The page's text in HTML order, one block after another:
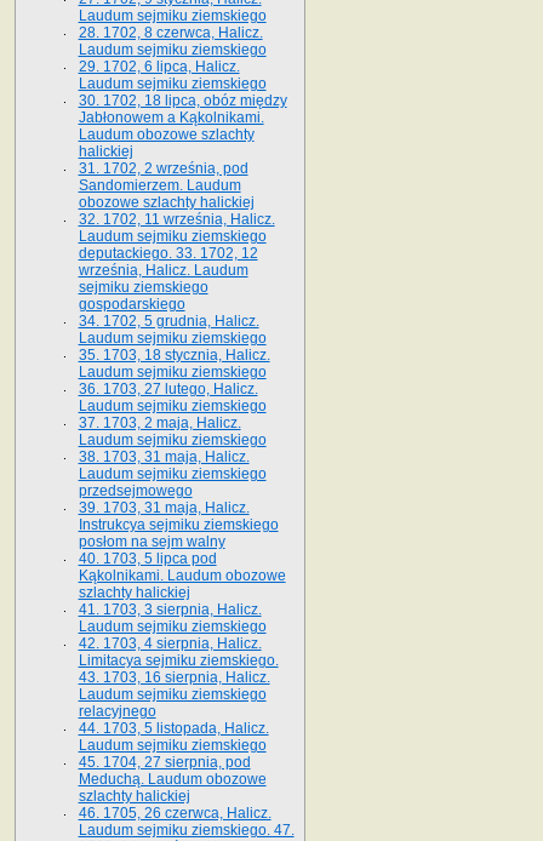
Laudum sejmiku ziemskiego
28. 1702, 8 czerwca, Halicz.
Laudum sejmiku ziemskiego
29. 1702, 6 lipca, Halicz.
Laudum sejmiku ziemskiego
30. 1702, 18 lipca, obóz między
Jabłonowem a Kąkolnikami.
Laudum obozowe szlachty
halickiej
31. 1702, 2 września, pod
Sandomierzem. Laudum
obozowe szlachty halickiej
32. 1702, 11 września, Halicz.
Laudum sejmiku ziemskiego
deputackiego. 33. 1702, 12
września, Halicz. Laudum
sejmiku ziemskiego
gospodarskiego
34. 1702, 5 grudnia, Halicz.
Laudum sejmiku ziemskiego
35. 1703, 18 stycznia, Halicz.
Laudum sejmiku ziemskiego
36. 1703, 27 lutego, Halicz.
Laudum sejmiku ziemskiego
37. 1703, 2 maja, Halicz.
Laudum sejmiku ziemskiego
38. 1703, 31 maja, Halicz.
Laudum sejmiku ziemskiego
przedsejmowego
39. 1703, 31 maja, Halicz.
Instrukcya sejmiku ziemskiego
posłom na sejm walny
40. 1703, 5 lipca pod
Kąkolnikami. Laudum obozowe
szlachty halickiej
41­. 1703, 3 sierpnia, Halicz.
Laudum sejmiku ziemskiego
42. 1703, 4 sierpnia, Halicz.
Limitacya sejmiku ziemskiego.
43. 1703, 16 sierpnia, Halicz.
Laudum sejmiku ziemskiego
relacyjnego
44. 1703, 5 listopada, Halicz.
Laudum sejmiku ziemskiego
45. 1704, 27 sierpnia, pod
Meduchą. Laudum obozowe
szlachty halickiej
46. 1705, 26 czerwca, Halicz.
Laudum sejmiku ziemskiego. 47.